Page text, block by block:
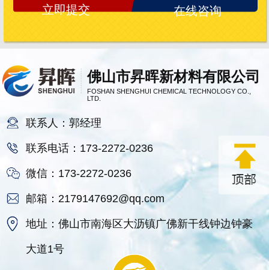
佛山市昇晖新材料有限公司
FOSHAN SHENGHUI CHEMICAL TECHNOLOGY CO.,
LTD.
联系人：郭经理
联系电话：173-2272-0236
微信：173-2272-0236
邮箱：2179147692@qq.com
地址：佛山市南海区大沥镇广佛新干线钟边钟豪
大道1号
在线咨询